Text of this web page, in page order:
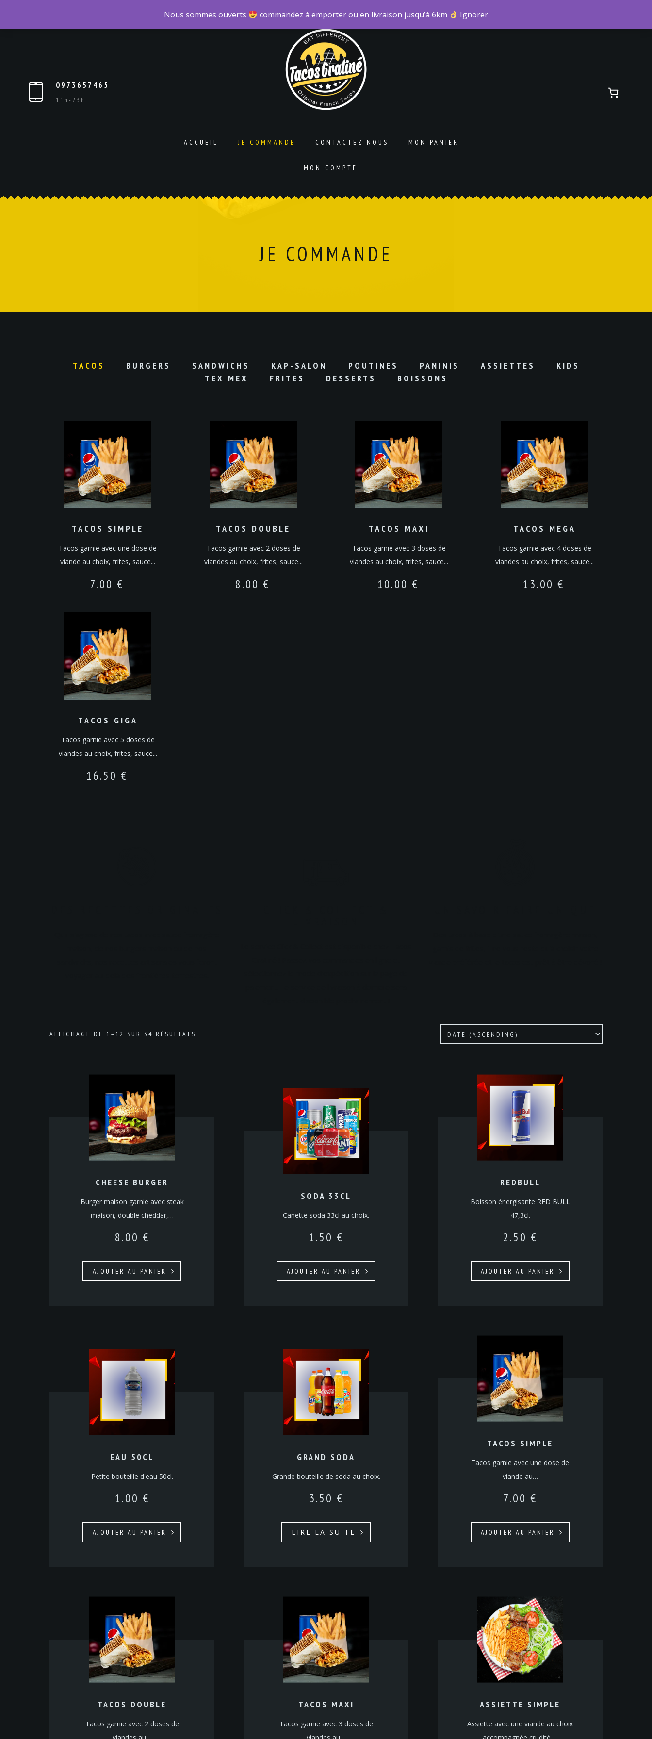
0973657465
11h-23h
ACCUEIL JE COMMANDE CONTACTEZ-NOUS MON PANIER
MON COMPTE
JE COMMANDE
TACOS BURGERS SANDWICHS KAP-SALON POUTINES PANINIS ASSIETTES
KIDS
TEX MEX
FRITES DESSERTS BOISSONS
TACOS SIMPLE
Tacos garnie avec une dose de
viande au choix, frites, sauce...
7.00 €
TACOS DOUBLE
Tacos garnie avec 2 doses de
viandes au choix, frites, sauce...
8.00 €
TACOS MAXI
Tacos garnie avec 3 doses de
viandes au choix, frites, sauce...
10.00 €
TACOS MÉGA
Tacos garnie avec 4 doses de
viandes au choix, frites, sauce...
13.00 €
TACOS GIGA
Tacos garnie avec 5 doses de
viandes au choix, frites, sauce...
16.50 €
AFFICHAGE DE 1–12 SUR 34 RÉSULTATS
CHEESE BURGER
Burger maison garnie avec steak
maison, double cheddar,…
8.00 €
AJOUTER AU PANIER
SODA 33CL
Canette soda 33cl au choix.
1.50 €
AJOUTER AU PANIER
REDBULL
Boisson énergisante RED BULL
47,3cl.
2.50 €
AJOUTER AU PANIER
EAU 50CL
Petite bouteille d'eau 50cl.
1.00 €
AJOUTER AU PANIER
GRAND SODA
Grande bouteille de soda au choix.
3.50 €
LIRE LA SUITE
TACOS SIMPLE
Tacos garnie avec une dose de
viande au…
7.00 €
AJOUTER AU PANIER
TACOS DOUBLE
Tacos garnie avec 2 doses de
TACOS MAXI
Tacos garnie avec 3 doses de
ASSIETTE SIMPLE
Assiette avec une viande au choix
Nous sommes ouverts commandez à emporter ou en livraison jusqu’à 6km Ignorer